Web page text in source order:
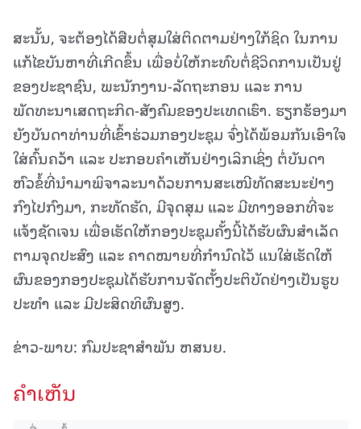
ສະນັ້ນ, ຈະຕ້ອງໄດ້ສືບຕໍ່ສຸມໃສ່ຕິດຕາມຢ່າງໃກ້ຊິດ ໃນການ
ແກ້ໄຂບັນຫາທີ່ເກີດຂຶ້ນ ເພື່ອບໍ່ໃຫ້ກະທົບຕໍ່ຊີວິດການເປັນຢູ່
ຂອງປະຊາຊົນ, ພະນັກງານ-ລັດຖະກອນ ແລະ ການ
ພັດທະນາເສດຖະກິດ-ສັງຄົມຂອງປະເທດເຮົາ. ຮຽກຮ້ອງມາ
ຍັງບັນດາທ່ານທີ່ເຂົ້າຮ່ວມກອງປະຊຸມ ຈົ່ງໄດ້ພ້ອມກັນເອົາໃຈ
ໃສ່ຄົ້ນຄວ້າ ແລະ ປະກອບຄໍາເຫັນຢ່າງເລິກເຊິ່ງ ຕໍ່ບັນດາ
ຫົວຂໍ້ທີ່ນຳມາພິຈາລະນາດ້ວຍການສະເໜີທັດສະນະຢ່າງ
ກົງໄປກົງມາ, ກະທັດຮັດ, ມີຈຸດສຸມ ແລະ ມີທາງອອກທີ່ຈະ
ແຈ້ງຊັດເຈນ ເພື່ອເຮັດໃຫ້ກອງປະຊຸມຄັ້ງນີ້ໄດ້ຮັບຜົນສຳເລັດ
ຕາມຈຸດປະສົງ ແລະ ຄາດໝາຍທີ່ກຳນົດໄວ້ ແນໃສ່ເຮັດໃຫ້
ຜົນຂອງກອງປະຊຸມໄດ້ຮັບການຈັດຕັ້ງປະຕິບັດຢ່າງເປັນຮູບ
ປະທໍາ ແລະ ມີປະສິດທິຜົນສູງ.
ຂ່າວ-ພາບ: ກົມປະຊາສຳພັນ ຫສນຍ.
ຄໍາເຫັນ